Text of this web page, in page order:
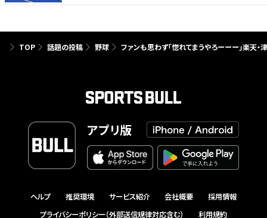
TOP 話題の投稿 野球 ファンも思わず「惚れてまうやろーーー」楽天
アプリ版
ヘルプ 推奨環境 サービス紹介 会社概要
採用情報
プライバシーポリシー（外部送信規律対応含む）
利用規約